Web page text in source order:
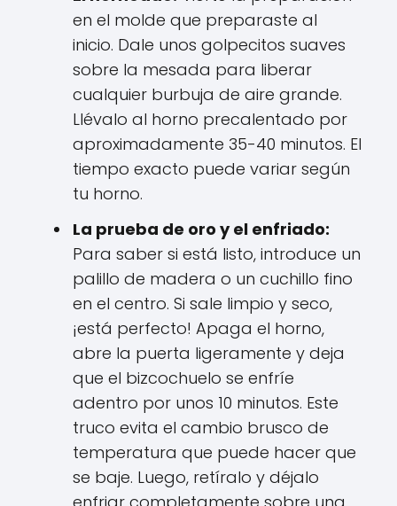
en el molde que preparaste al
inicio. Dale unos golpecitos suaves
sobre la mesada para liberar
cualquier burbuja de aire grande.
Llévalo al horno precalentado por
aproximadamente 35-40 minutos. El
tiempo exacto puede variar según
tu horno.
La prueba de oro y el enfriado:
Para saber si está listo, introduce un
palillo de madera o un cuchillo fino
en el centro. Si sale limpio y seco,
¡está perfecto! Apaga el horno,
abre la puerta ligeramente y deja
que el bizcochuelo se enfríe
adentro por unos 10 minutos. Este
truco evita el cambio brusco de
temperatura que puede hacer que
se baje. Luego, retíralo y déjalo